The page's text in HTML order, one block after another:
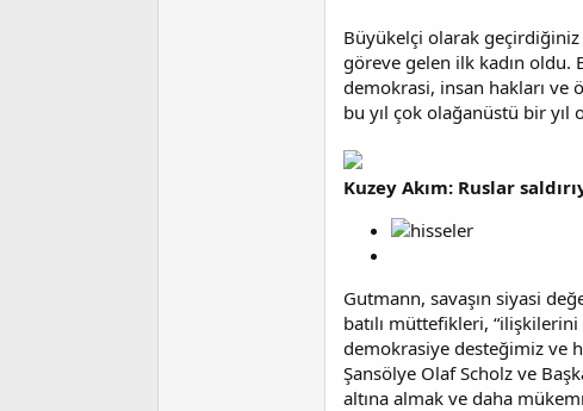
Büyükelçi olarak geçirdiğiniz
göreve gelen ilk kadın oldu.
demokrasi, insan hakları ve
bu yıl çok olağanüstü bir yıl
Kuzey Akım: Ruslar
Gutmann, savaşın siyasi
batılı müttefikleri,
demokrasiye desteğimiz ve
Şansölye Olaf Scholz ve
altına almak ve daha